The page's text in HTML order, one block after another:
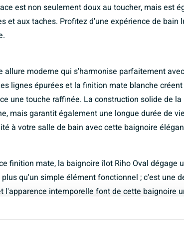
est non seulement doux au toucher, mais est
et aux taches. Profitez d'une expérience de bain
allure moderne qui s'harmonise parfaitement
lignes épurées et la finition mate blanche
une touche raffinée. La construction solide de
mais garantit également une longue durée de
à votre salle de bain avec cette baignoire
finition mate, la baignoire îlot Riho Oval dégage
qu'un simple élément fonctionnel ; c'est une
l'apparence intemporelle font de cette baignoire
votre salle de bain en une oasis d'élégance